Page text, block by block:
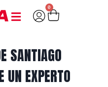
0
SANTIAGO
UN EXPERTO